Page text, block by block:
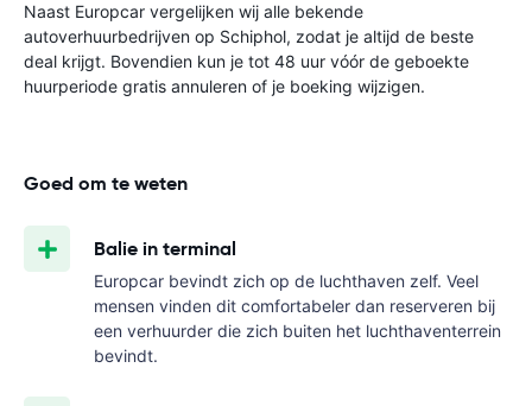
Naast Europcar vergelijken wij alle bekende
autoverhuurbedrijven op Schiphol, zodat je altijd de beste
deal krijgt. Bovendien kun je tot 48 uur vóór de geboekte
huurperiode gratis annuleren of je boeking wijzigen.
Goed om te weten
Balie in terminal
Europcar bevindt zich op de luchthaven zelf. Veel
mensen vinden dit comfortabeler dan reserveren bij
een verhuurder die zich buiten het luchthaventerrein
bevindt.